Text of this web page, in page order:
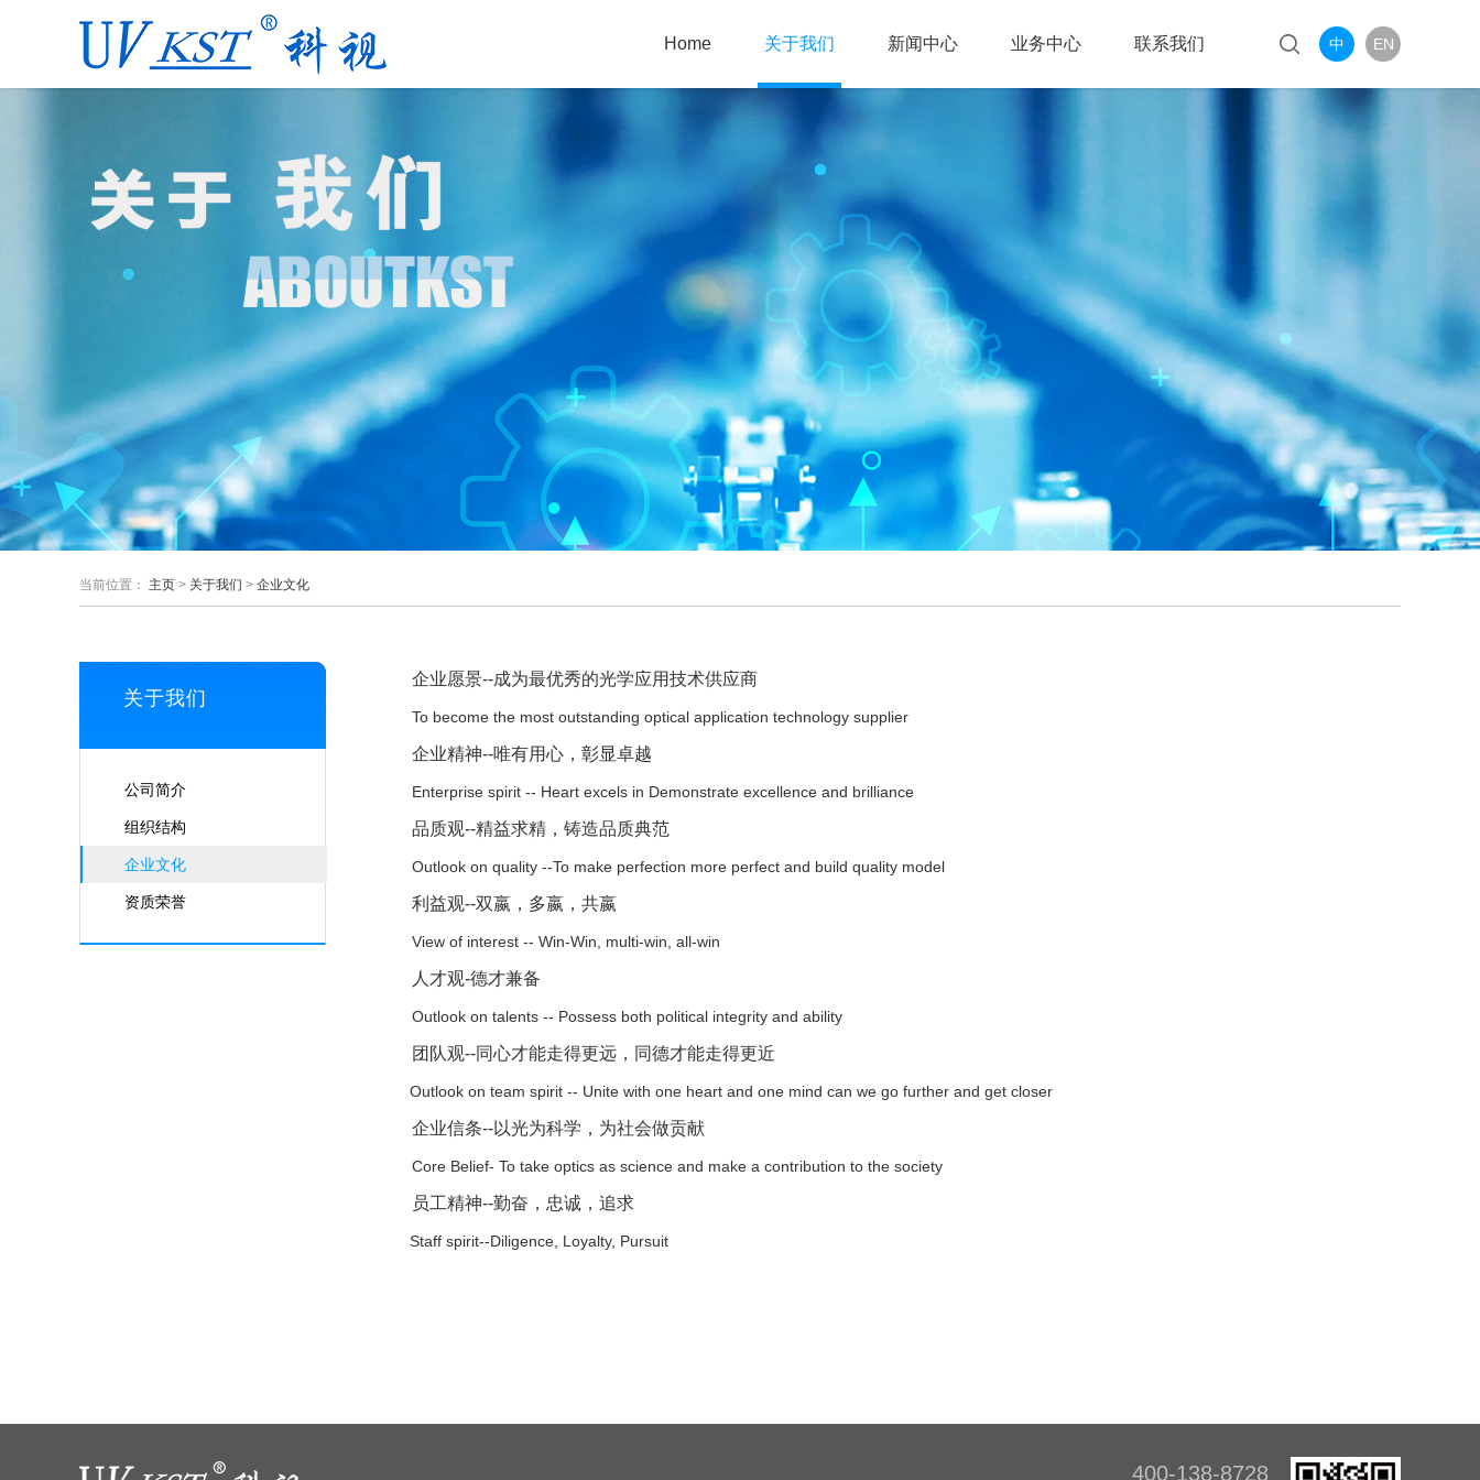
中 EN
Home 关于我们 新闻中心 业务中心 联系我们
当前位置： 主页 > 关于我们 > 企业文化
关于我们
公司简介
组织结构
企业文化
资质荣誉
企业愿景--成为最优秀的光学应用技术供应商
To become the most outstanding optical application technology supplier
企业精神--唯有用心，彰显卓越
Enterprise spirit -- Heart excels in Demonstrate excellence and brilliance
品质观--精益求精，铸造品质典范
Outlook on quality --To make perfection more perfect and build quality model
利益观--双嬴，多嬴，共嬴
View of interest -- Win-Win, multi-win, all-win
人才观-德才兼备
Outlook on talents -- Possess both political integrity and ability
团队观--同心才能走得更远，同德才能走得更近
Outlook on team spirit -- Unite with one heart and one mind can we go further and get closer
企业信条--以光为科学，为社会做贡献
Core Belief- To take optics as science and make a contribution to the society
员工精神--勤奋，忠诚，追求
Staff spirit--Diligence, Loyalty, Pursuit
400-138-8728